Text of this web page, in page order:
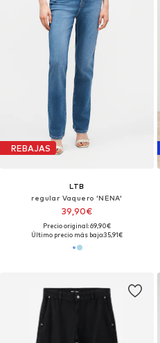
REBAJAS
LTB
regular Vaquero 'NENA'
39,90€
Precio original: 69,90€
Último precio más bajo:35,91€